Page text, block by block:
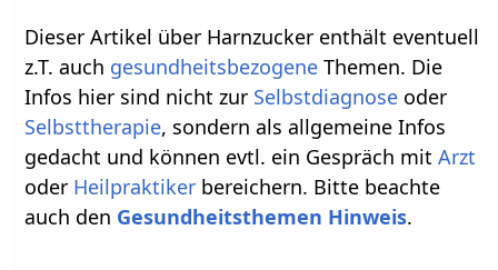
Dieser Artikel über Harnzucker enthält eventuell
z.T. auch gesundheitsbezogene Themen. Die
Infos hier sind nicht zur Selbstdiagnose oder
Selbsttherapie, sondern als allgemeine Infos
gedacht und können evtl. ein Gespräch mitArzt
oder Heilpraktiker bereichern. Bitte beachte
auch den Gesundheitsthemen Hinweis.